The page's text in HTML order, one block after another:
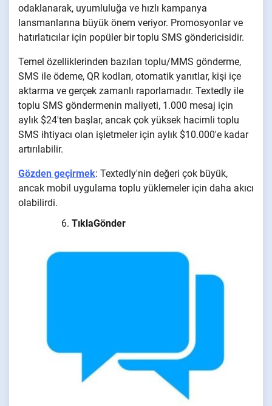
odaklanarak, uyumluluğa ve hızlı kampanya
lansmanlarına büyük önem veriyor. Promosyonlar ve
hatırlatıcılar için popüler bir toplu SMS göndericisidir.
Temel özelliklerinden bazıları toplu/MMS gönderme,
SMS ile ödeme, QR kodları, otomatik yanıtlar, kişi içe
aktarma ve gerçek zamanlı raporlamadır. Textedly ile
toplu SMS göndermenin maliyeti, 1.000 mesaj için
aylık $24'ten başlar, ancak çok yüksek hacimli toplu
SMS ihtiyacı olan işletmeler için aylık $10.000'e kadar
artırılabilir.
Gözden geçirmek: Textedly'nin değeri çok büyük,
ancak mobil uygulama toplu yüklemeler için daha akıcı
olabilirdi.
TıklaGönder